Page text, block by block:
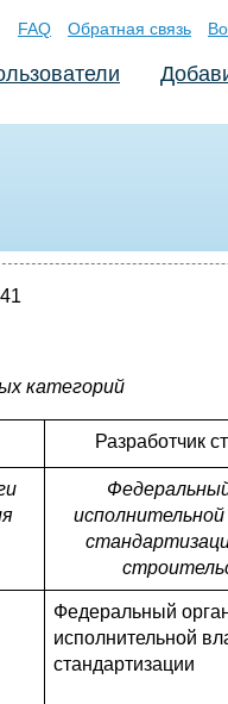
FAQ Обратная связь
категорий
Разработчик
Федеральный
исполнительной
стандартизации